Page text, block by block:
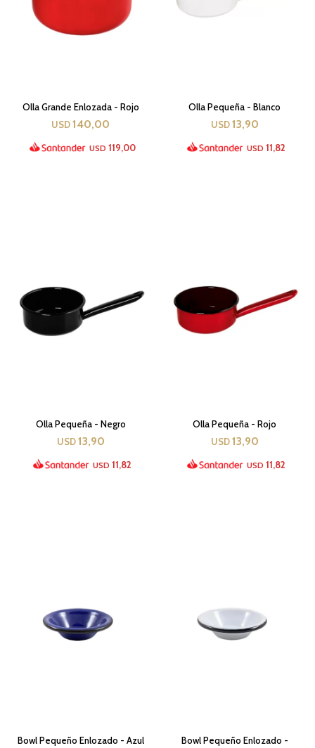
Olla Grande Enlozada - Rojo
USD 140,00
USD 119,00
Olla Pequeña - Blanco
USD 13,90
USD 11,82
Olla Pequeña - Negro
USD 13,90
USD 11,82
Olla Pequeña - Rojo
USD 13,90
USD 11,82
Bowl Pequeño Enlozado - Azul
Bowl Pequeño Enlozado -